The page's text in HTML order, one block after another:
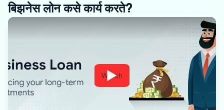
बिझनेस लोन कसे कार्य करते?
Watch